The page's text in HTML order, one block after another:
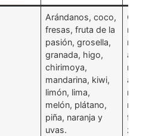
Arándanos, coco,
fresas, fruta de la
pasión, grosella,
granada, higo,
chirimoya,
mandarina, kiwi,
limón, lima,
melón, plátano,
piña, naranja y
uvas.
mora,
zumos